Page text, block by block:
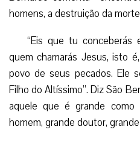
homens, a destruição da
“Eis que tu
quem chamarás Jesus, isto
povo de seus pecados. Ele
Filho do Altíssimo”. Diz São
aquele que é grande como
homem, grande doutor,